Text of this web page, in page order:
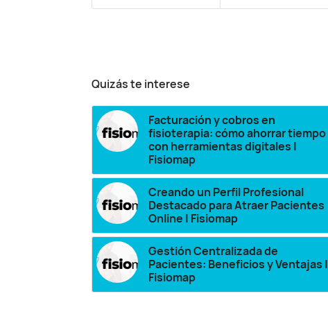
Quizás te interese
Facturación y cobros en
fisioterapia: cómo ahorrar tiempo
con herramientas digitales |
Fisiomap
Creando un Perfil Profesional
Destacado para Atraer Pacientes
Online | Fisiomap
Gestión Centralizada de
Pacientes: Beneficios y Ventajas |
Fisiomap